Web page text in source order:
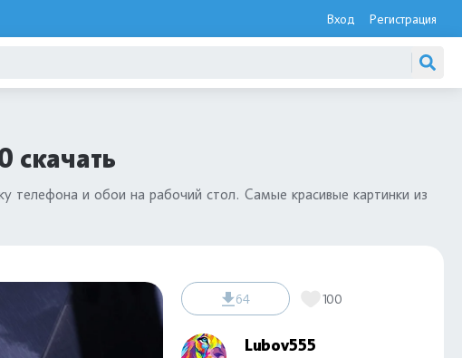
Вход Регистрация
скачать
телефона и обои на рабочий стол. Самые красивые картинки из
64 100
Lubov555